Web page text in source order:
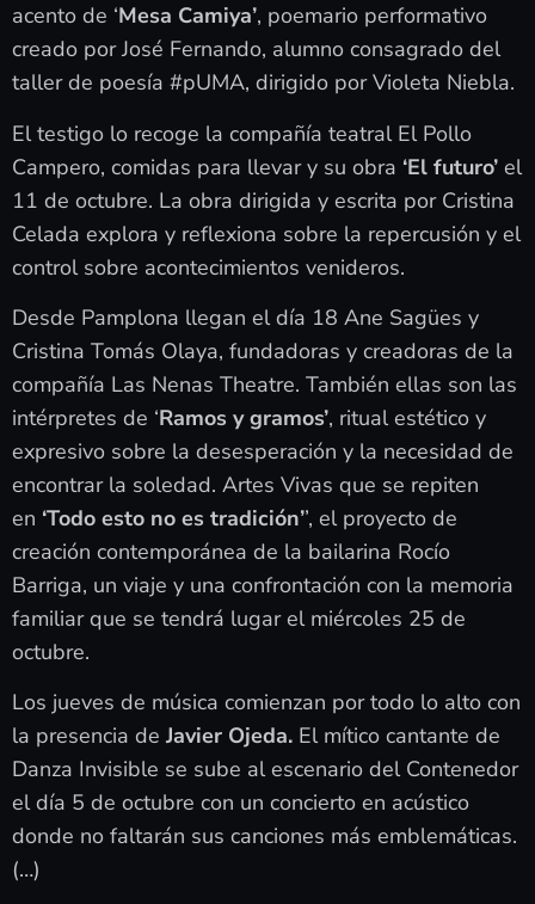
acento de ‘Mesa Camiya’, poemario performativo
creado por José Fernando, alumno consagrado del
taller de poesía #pUMA, dirigido por Violeta Niebla.
El testigo lo recoge la compañía teatral El Pollo
Campero, comidas para llevar y su obra ‘El futuro’ el
11 de octubre. La obra dirigida y escrita por Cristina
Celada explora y reflexiona sobre la repercusión y el
control sobre acontecimientos venideros.
Desde Pamplona llegan el día 18 Ane Sagües y
Cristina Tomás Olaya, fundadoras y creadoras de la
compañía Las Nenas Theatre. También ellas son las
intérpretes de ‘Ramos y gramos’, ritual estético y
expresivo sobre la desesperación y la necesidad de
encontrar la soledad. Artes Vivas que se repiten
en ‘Todo esto no es tradición’’, el proyecto de
creación contemporánea de la bailarina Rocío
Barriga, un viaje y una confrontación con la memoria
familiar que se tendrá lugar el miércoles 25 de
octubre.
Los jueves de música comienzan por todo lo alto con
la presencia de Javier Ojeda. El mítico cantante de
Danza Invisible se sube al escenario del Contenedor
el día 5 de octubre con un concierto en acústico
donde no faltarán sus canciones más emblemáticas.
(…)